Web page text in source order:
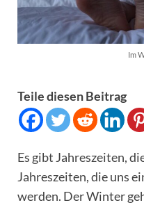
Im
Teile diesen Beitrag
Es gibt Jahreszeiten,
Jahreszeiten, die uns
werden. Der Winter